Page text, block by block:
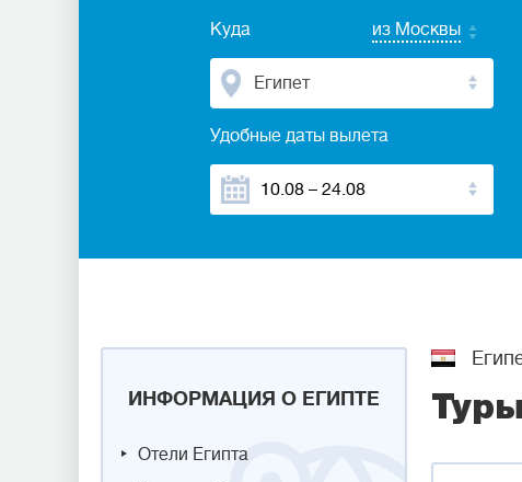
Куда из Москвы
Египет
Удобные даты вылета
ИНФОРМАЦИЯ О ЕГИПТЕ
Отели Египта